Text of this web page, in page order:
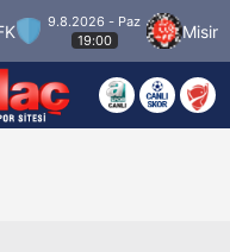
9.8.2026 - Paz
19:00